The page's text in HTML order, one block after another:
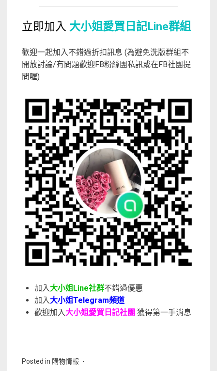
立即加入 大小姐愛買日記Line群組
歡迎一起加入不錯過折扣訊息 (為避免洗版群組不
開放討論/有問題歡迎FB粉絲團私訊或在FB社團提
問喔)
加入 大小姐Line社群不錯過優惠
加入 大小姐Telegram頻道
歡迎加入 大小姐愛買日記社團 獲得第一手消息
Posted in 購物情報